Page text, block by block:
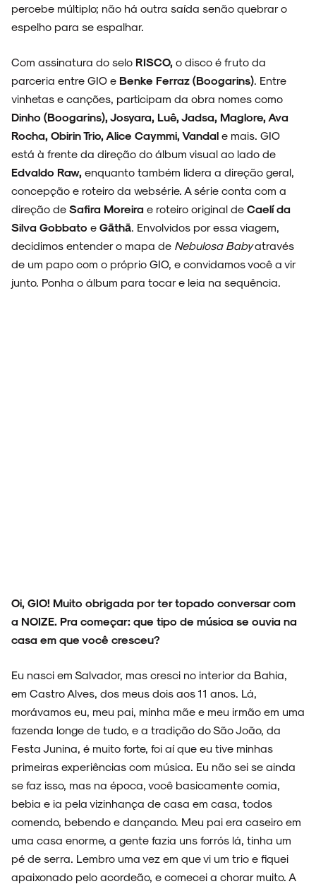
percebe múltiplo; não há outra saída senão quebrar o
espelho para se espalhar.
Com assinatura do selo RISCO, o disco é fruto da
parceria entre GIO e Benke Ferraz (Boogarins) . Entre
vinhetas e canções, participam da obra nomes como
Dinho (Boogarins), Josyara, Luê, Jadsa, Maglore, Ava
Rocha, Obirin Trio, Alice Caymmi, Vandal e mais. GIO
está à frente da direção do álbum visual ao lado de
Edvaldo Raw, enquanto também lidera a direção geral,
concepção e roteiro da websérie. A série conta com a
direção de Safira Moreira e roteiro original de Caelí da
Silva Gobbato e Gāthā . Envolvidos por essa viagem,
decidimos entender o mapa de Nebulosa Babyatravés
de um papo com o próprio GIO, e convidamos você a vir
junto. Ponha o álbum para tocar e leia na sequência.
Oi, GIO! Muito obrigada por ter topado conversar com
a NOIZE. Pra começar: que tipo de música se ouvia na
casa em que você cresceu?
Eu nasci em Salvador, mas cresci no interior da Bahia,
em Castro Alves, dos meus dois aos 11 anos. Lá,
morávamos eu, meu pai, minha mãe e meu irmão em uma
fazenda longe de tudo, e a tradição do São João, da
Festa Junina, é muito forte, foi aí que eu tive minhas
primeiras experiências com música. Eu não sei se ainda
se faz isso, mas na época, você basicamente comia,
bebia e ia pela vizinhança de casa em casa, todos
comendo, bebendo e dançando. Meu pai era caseiro em
uma casa enorme, a gente fazia uns forrós lá, tinha um
pé de serra. Lembro uma vez em que vi um trio e fiquei
apaixonado pelo acordeão, e comecei a chorar muito. A